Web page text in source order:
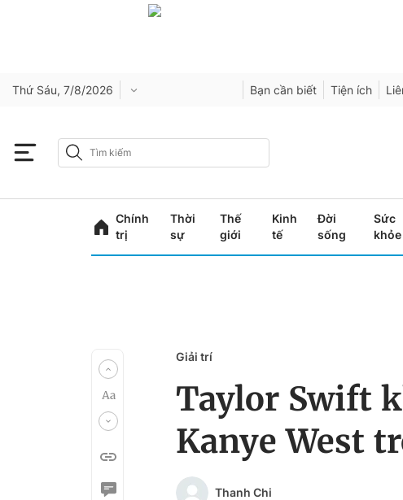
Thứ Sáu, 7/8/2026 Bạn cần biết Tiện ích
Chính
trị
Thời
sự
Thế
giới
Kinh
tế
Đời
sống
Sức
khỏe
Giải trí
Taylor Swift
Kanye West
Thanh Chi